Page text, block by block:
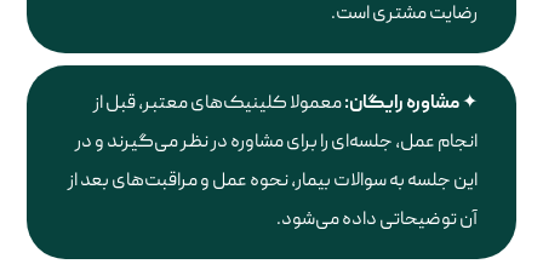
رضایت مشتری است.
مشاوره رایگان:معمولا کلینیک‌های معتبر، قبل از
انجام عمل، جلسه‌ای را برای مشاوره در نظر می‌گیرند و در
این جلسه به سوالات بیمار، نحوه عمل و مراقبت‌های بعد از
آن توضیحاتی داده می‌شود.